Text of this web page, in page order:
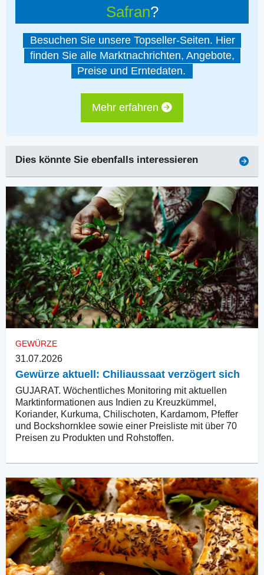
Safran?
Besuchen Sie unsere Topseller-Seiten. Hier
finden Sie alle Marktnachrichten, Angebote,
Preise und Erntedaten.
Mehr erfahren
Dies könnte Sie ebenfalls interessieren
GEWÜRZE
31.07.2026
Gewürze aktuell: Chiliaussaat verzögert sich
GUJARAT. Wöchentliches Monitoring mit aktuellen
Marktinformationen aus Indien zu Kreuzkümmel,
Koriander, Kurkuma, Chilischoten, Kardamom, Pfeffer
und Bockshornklee sowie einer Preisliste mit über 70
Preisen zu Produkten und Rohstoffen.